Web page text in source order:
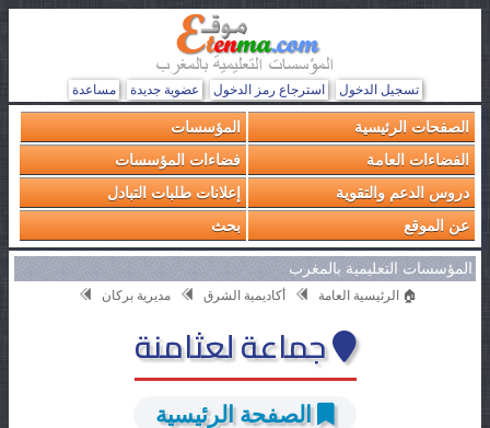
تسجيل الدخول استرجاع رمز الدخول عضوية جديدة مساعدة
الصفحات الرئيسية
المؤسسات
الفضاءات العامة
فضاءات المؤسسات
دروس الدعم والتقوية
إعلانات طلبات التبادل
عن الموقع
بحث
المؤسسات التعليمية بالمغرب
🏠 الرئيسية العامة أكاديمية الشرق مديرية بركان
جماعة لعثامنة
الصفحة الرئيسية